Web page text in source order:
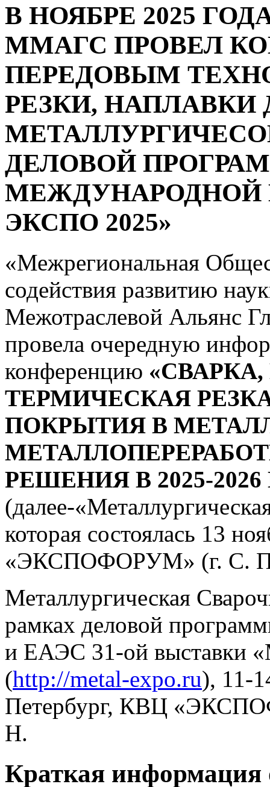
В НОЯБРЕ 2025
ММАГС ПРОВЕЛ
ПЕРЕДОВЫМ
РЕЗКИ, НАПЛАВКИ
ДЕЛОВОЙ
МЕЖДУНАРОДНОЙ
ЭКСПО 2025»
«Межрегиональная
содействия развитию
Межотраслевой Альянс
провела очередную
конференцию
ТЕРМИЧЕСКАЯ
ПОКРЫТИЯ В
РЕШЕНИЯ В 2025-2026
(далее-
которая состоялась 13
«ЭКСПОФОРУМ» (г. С.
Металлургическая
рамках деловой
и ЕАЭС 31-ой выставки
(http://metal-expo.ru), 11-
Петербург, КВЦ
H.
Краткая информация